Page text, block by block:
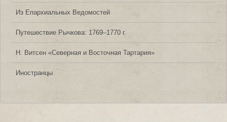
Из Епархиальных Ведомостей
Путешествие Рычкова: 1769‒1770 г.
Н. Витсен «Северная и Восточная Тартария»
Иностранцы